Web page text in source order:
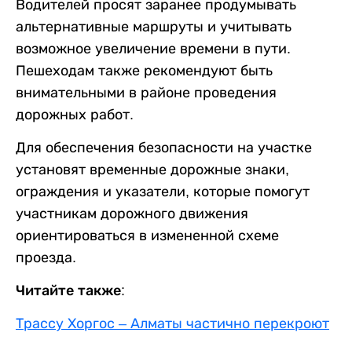
Водителей просят заранее продумывать
альтернативные маршруты и учитывать
возможное увеличение времени в пути.
Пешеходам также рекомендуют быть
внимательными в районе проведения
дорожных работ.
Для обеспечения безопасности на участке
установят временные дорожные знаки,
ограждения и указатели, которые помогут
участникам дорожного движения
ориентироваться в измененной схеме
проезда.
Читайте также:
Трассу Хоргос – Алматы частично перекроют